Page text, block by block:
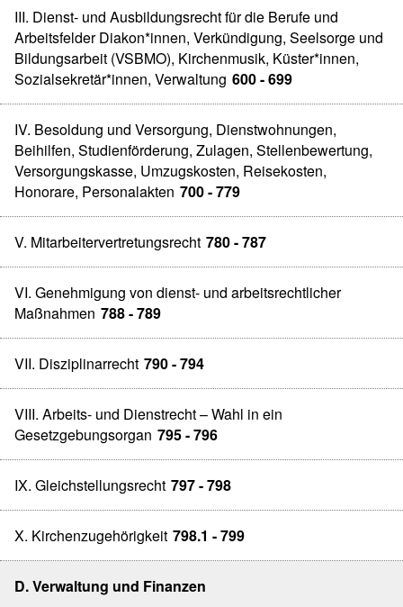
III. Dienst- und Ausbildungsrecht für die Berufe und
Arbeitsfelder Diakon*innen, Verkündigung, Seelsorge und
Bildungsarbeit (VSBMO), Kirchenmusik, Küster*innen,
Sozialsekretär*innen, Verwaltung 600 - 699
IV. Besoldung und Versorgung, Dienstwohnungen,
Beihilfen, Studienförderung, Zulagen, Stellenbewertung,
Versorgungskasse, Umzugskosten, Reisekosten,
Honorare, Personalakten 700 - 779
V. Mitarbeitervertretungsrecht 780 - 787
VI. Genehmigung von dienst- und arbeitsrechtlicher
Maßnahmen 788 - 789
VII. Disziplinarrecht 790 - 794
VIII. Arbeits- und Dienstrecht – Wahl in ein
Gesetzgebungsorgan 795 - 796
IX. Gleichstellungsrecht 797 - 798
X. Kirchenzugehörigkeit 798.1 - 799
D. Verwaltung und Finanzen